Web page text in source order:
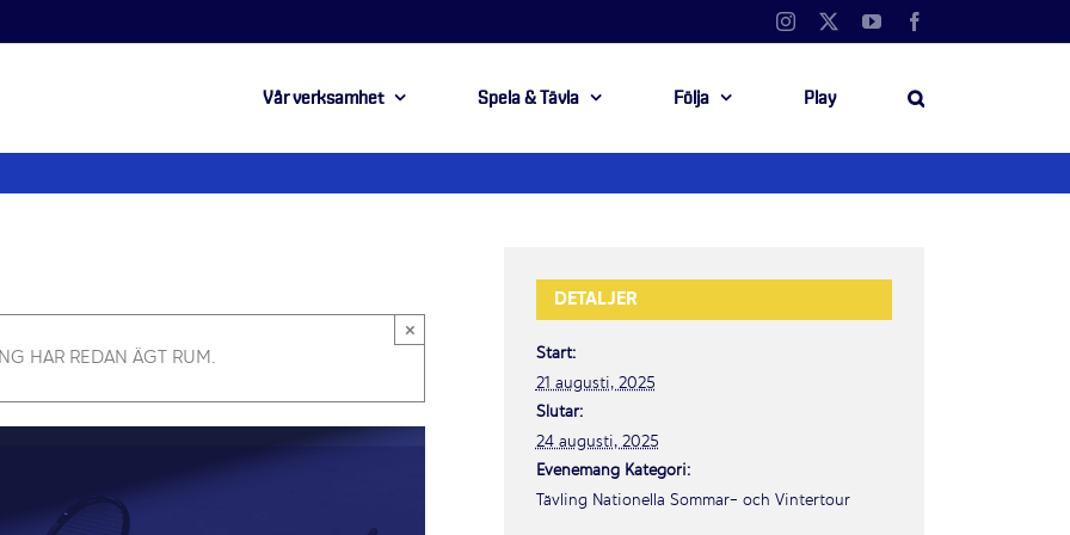
Instagram YouTube
Vår verksamhet Spela & Tävla Följa Play
HAR REDAN ÄGT RUM.
×
DETALJER
Start:
21 augusti, 2025
Slutar:
24 augusti, 2025
Evenemang Kategori:
Tävling Nationella Sommar- och Vintertour